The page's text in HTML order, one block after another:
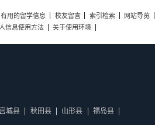
有用的留学信息 校友留言 索引检索
网站导览
信息使用方法 关于使用环境
宫城县 秋田县 山形县 福岛县